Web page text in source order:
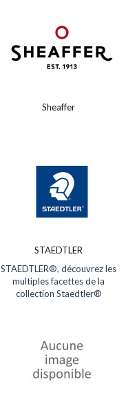
Sheaffer
STAEDTLER
STAEDTLER®, découvrez les
multiples facettes de la
collection Staedtler®